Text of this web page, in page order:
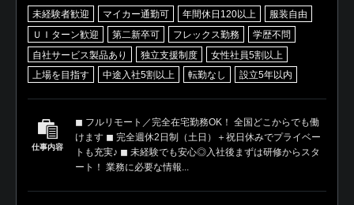
未経験者歓迎 マイカー通勤可 年間休日120以上
服装自由
ＵＩターン歓迎
第二新卒可 フレックス勤務
学歴不問
自社サービス製品あり
独立支援制度
女性社員5割以上
上場を目指す
中途入社5割以上 転勤なし 設立5年以内
仕事内容
◼︎ フルリモート／完全在宅勤務OK！ 全国どこからでも働
けます ◼︎ 完全週休2日制（土日）＋祝日休みでプライベー
トも充実♪ ◼︎ 未経験でも安心◎入社後まずは研修からスタ
ート！ 業務に必要な情報...